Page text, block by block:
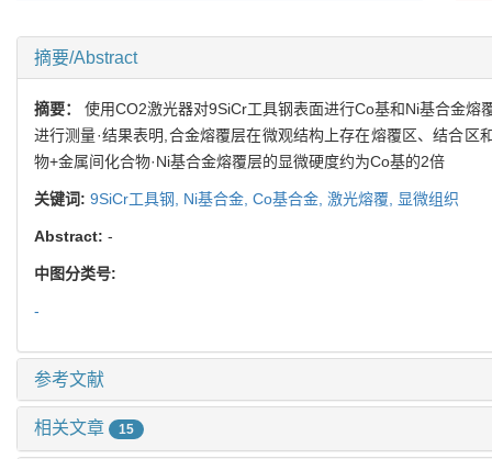
摘要/Abstract
摘要： 使用CO2激光器对9SiCr工具钢表面进行Co基和Ni基合金
进行测量·结果表明,合金熔覆层在微观结构上存在熔覆区、结合
物+金属间化合物·Ni基合金熔覆层的显微硬度约为Co基的2倍
关键词: 9SiCr工具钢, Ni基合金, Co基合金, 激光熔覆, 显微组织
Abstract: -
中图分类号:
-
参考文献
相关文章 15